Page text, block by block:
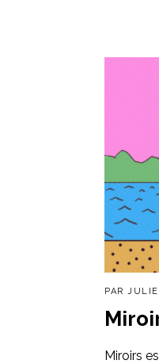
PAR JULIE
Miroirs